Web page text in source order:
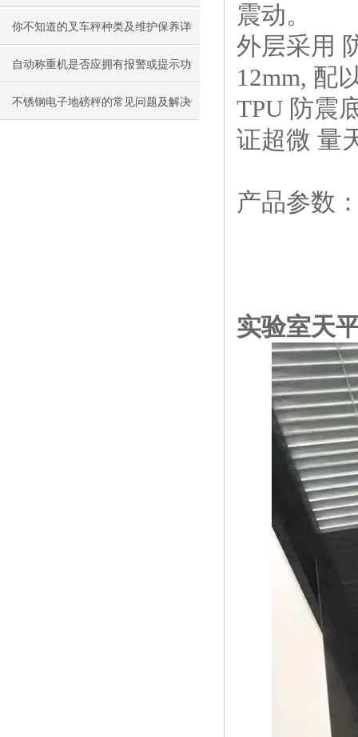
漏装到客诉风险说清楚
你不知道的叉车秤种类及维护保养详
解
自动称重机是否应拥有报警或提示功
能
不锈钢电子地磅秤的常见问题及解决
震动。
外层采用
12mm, 配
TPU 防震
证超微 量
产品参数
实验室天